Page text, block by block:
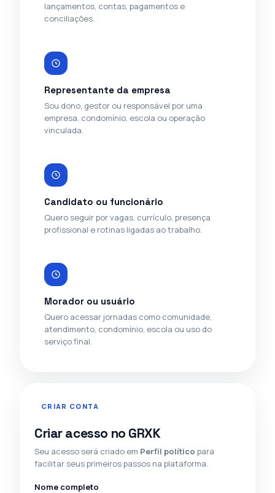
lançamentos, contas, pagamentos e
conciliações.
Representante da empresa
Sou dono, gestor ou responsável por uma
empresa, condomínio, escola ou operação
vinculada.
Candidato ou funcionário
Quero seguir por vagas, currículo, presença
profissional e rotinas ligadas ao trabalho.
Morador ou usuário
Quero acessar jornadas como comunidade,
atendimento, condomínio, escola ou uso do
serviço final.
CRIAR CONTA
Criar acesso no GRXK
Seu acesso será criado em Perfil político para
facilitar seus primeiros passos na plataforma.
Nome completo